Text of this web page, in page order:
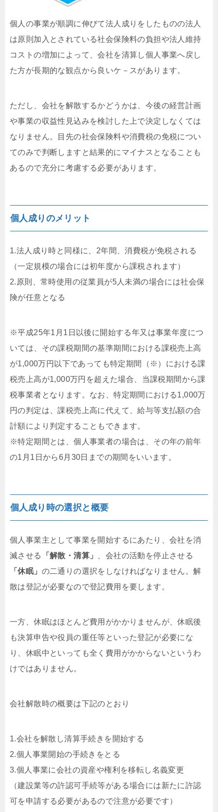
個人の事業が順調に伸びて法人成りをしたものの法人
は原則加入とされている社会保険料の負担や法人維持
コストの増加によって、会社を清算し個人事業へ戻し
た方が長期的な観点から良いケ－スがあります。
ただし、会社を解散するかどうかは、今後の経営計画
や事業の収益性見込みを検討した上で決定しなくては
なりません。目先の社会保険料や消費税の免税につい
てのみで判断しますと結果的にマイナスとなることも
あるので充分に考慮する必要があります。
個人成りのメリット
1.法人成り時と同様に、2年間、消費税が免税される
（一定規模の場合には初年度から課税されます）
2.原則、常時使用の従業員が5人未満の場合には社会保
険が任意となる
※平成25年1月1日以後に開始する年又は事業年度につ
いては、その課税期間の基準期間における課税売上高
が1,000万円以下であっても特定期間（※）における課
税売上高が1,000万円を超えた場合、当課税期間から課
税事業者となります。なお、特定期間における1,000万
円の判定は、課税売上高に代えて、給与等支払額の合
計額により判定することもできます。
※特定期間とは、個人事業者の場合は、その年の前年
の1月1日から6月30日までの期間をいいます。
個人成り時の選択と概要
個人事業主として事業を開始するにあたり、会社を消
滅させる
「解散・清算」
、会社の活動を停止させる
「休眠」 の二通りの選択をしなければなりません。解
散は登記が必要なので登記費用を要します。
一方、休眠はほとんど費用がかかりませんが、休眠後
も決算申告や役員の重任等といった登記が必要にな
り、休眠中といっても全く費用がかからないというわ
けではありません。
会社解散時の概要は下記のとおり
1.会社を解散し清算手続きを開始する
2.個人事業開始の手続きをとる
3.個人事業に会社の資産や権利を移転し名義変更
（建設業等の許認可手続等がある場合には新たに許認
可を申請する必要があるので注意が必要です）